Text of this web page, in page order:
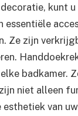
kunt
Ze zijn
badkamer.
niet alleen
esthetiek van